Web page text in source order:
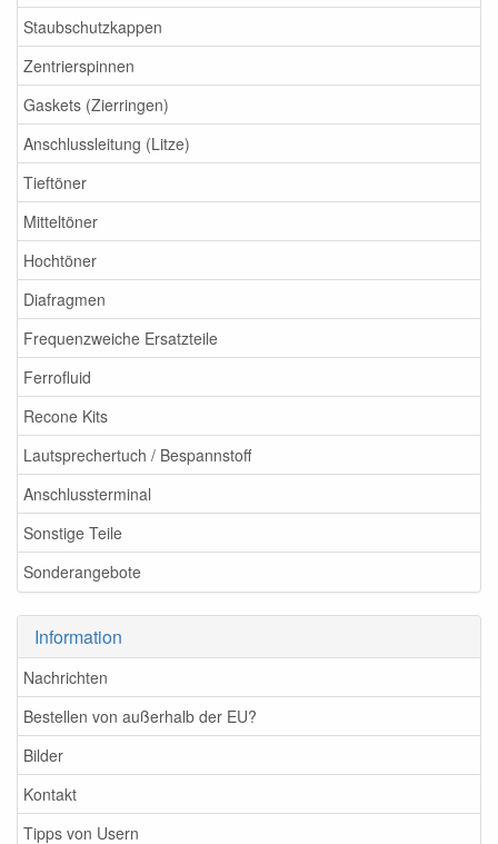
Staubschutzkappen
Zentrierspinnen
Gaskets (Zierringen)
Anschlussleitung (Litze)
Tieftöner
Mitteltöner
Hochtöner
Diafragmen
Frequenzweiche Ersatzteile
Ferrofluid
Recone Kits
Lautsprechertuch / Bespannstoff
Anschlussterminal
Sonstige Teile
Sonderangebote
Information
Nachrichten
Bestellen von außerhalb der EU?
Bilder
Kontakt
Tipps von Usern